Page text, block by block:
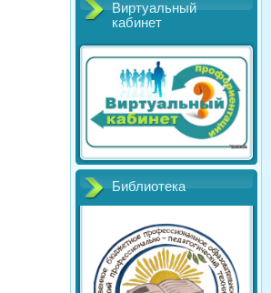
Виртуальный
кабинет
Библиотека